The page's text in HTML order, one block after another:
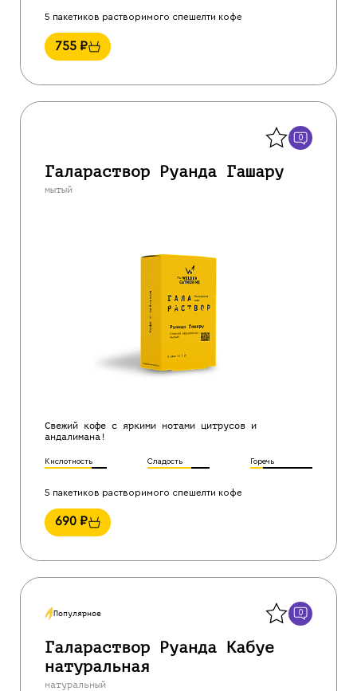
5 пакетиков растворимого спешелти кофе
755 ₽
0
Галараствор Руанда Гашару
мытый
Свежий кофе с яркими нотами цитрусов и
андалимана!
Кислотность Сладость Горечь
5 пакетиков растворимого спешелти кофе
690 ₽
Популярное 0
Галараствор Руанда Кабуе
натуральная
натуральный